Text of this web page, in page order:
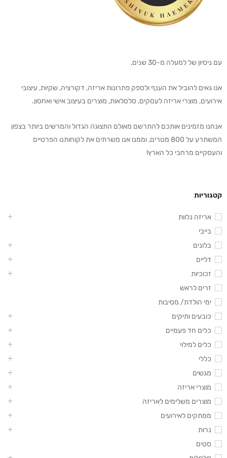
עם ניסיון של למעלה מ-30 שנים,
אנו גאים להוביל את הענף ולספק פתרונות אריזה, דקורציה, שקיות, עיצובי
אירועים, מוצרי אריזה לעסקים, סלסלאות, מוצרים בעיצוב אישי ואחסון.
אנחנו מזמינים אותכם להתרשם מאולם התצוגה הגדול והמרשים ביותר בצפון
המשתרע על 800 מטרים, וממנו אנו משרתים את לקוחותנו הפרטיים
והעסקיים מרחבי כל הארץ!
קטגוריות
אריזה נלוות
בייבי
בלונים
דליים
זכוכיות
זרים לראש
ימי הולדת/ מסיבות
כובעים ותיקים
כלים חד פעמיים
כלים למילוי
כללי
מגשים
מוצרי אריזה
מוצרים משלימים לאריזה
ממתקים לאירועים
נרות
סטים